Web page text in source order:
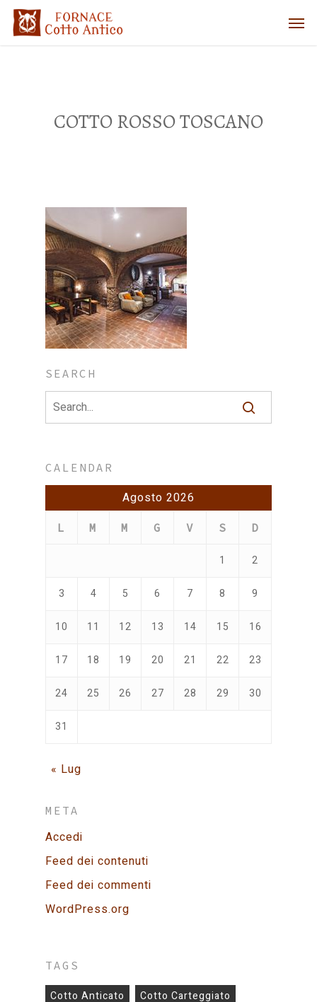
COTTO ROSSO TOSCANO
SEARCH
CALENDAR
Agosto 2026
L M M G V S D
1 2
3 4 5 6 7 8 9
10 11 12 13 14 15 16
17 18 19 20 21 22 23
24 25 26 27 28 29 30
31
« Lug
META
Accedi
Feed dei contenuti
Feed dei commenti
WordPress.org
TAGS
Cotto Anticato
Cotto Carteggiato